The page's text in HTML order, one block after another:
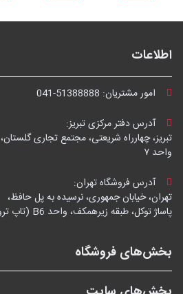
اطلاعات
امور مشتریان: 041-51388888
آدرس دفتر مرکزی تبریز:
تبریز، چهارراه شریعتی، مجتمع تجاری گلستان،
واحد ۷
آدرس فروشگاه تهران:
تهران، خیابان جمهوری، نرسیده به پل حافظ،
پاساژ توکل، طبقه زیرهمکف، واحد B6 (تاپ ترونیک)
بخش‌های فروشگاه